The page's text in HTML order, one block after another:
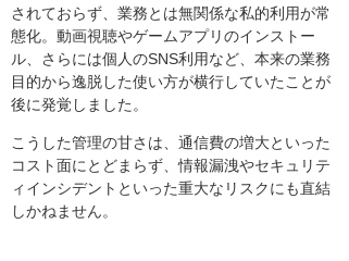
されておらず、業務とは無関係な私的利用が常
態化。動画視聴やゲームアプリのインストー
ル、さらには個人のSNS利用など、本来の業務
目的から逸脱した使い方が横行していたことが
後に発覚しました。
こうした管理の甘さは、通信費の増大といった
コスト面にとどまらず、情報漏洩やセキュリテ
ィインシデントといった重大なリスクにも直結
しかねません。